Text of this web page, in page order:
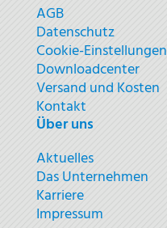
AGB
Datenschutz
Cookie-Einstellungen
Downloadcenter
Versand und Kosten
Kontakt
Über uns
Aktuelles
Das Unternehmen
Karriere
Impressum